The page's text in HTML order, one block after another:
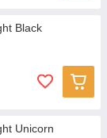
Black
Unicorn